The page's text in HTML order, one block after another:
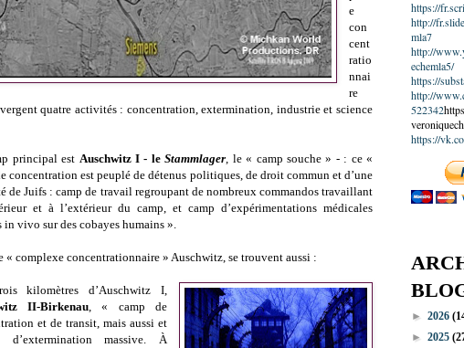
e
con
cent
ratio
nnai
re
quatre activités : concentration, extermination, industrie et science
principal est Auschwitz I - leStammlager, le « camp souche » - : ce «
concentration est peuplé de détenus politiques, de droit commun et d’une
de Juifs : camp de travail regroupant de nombreux commandos travaillant
et à l’extérieur du camp, et camp d’expérimentations médicales
in vivo sur des cobayes humains ».
« complexe concentrationnaire » Auschwitz, se trouvent aussi :
kilomètres d’Auschwitz I,
II-Birkenau, « camp de
et de transit, mais aussi et
d’extermination massive. À
https://
http://
mla7
http://
echemla5/
https://
http://
522342
https://
► 2026
► 2025